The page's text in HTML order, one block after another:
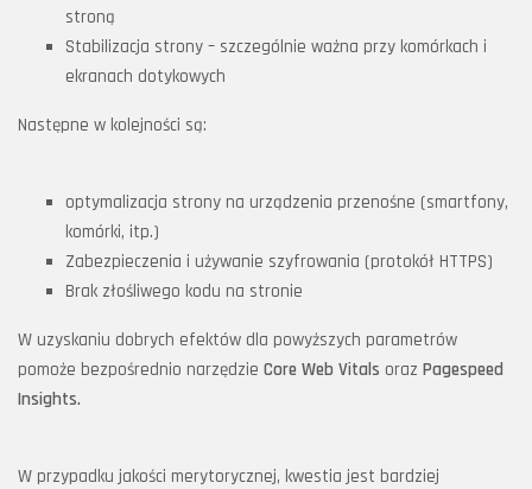
stroną
Stabilizacja strony – szczególnie ważna przy komórkach i
ekranach dotykowych
Następne w kolejności są:
optymalizacja strony na urządzenia przenośne (smartfony,
komórki, itp.)
Zabezpieczenia i używanie szyfrowania (protokół HTTPS)
Brak złośliwego kodu na stronie
W uzyskaniu dobrych efektów dla powyższych parametrów
pomoże bezpośrednio narzędzie Core Web Vitals oraz Pagespeed
Insights.
W przypadku jakości merytorycznej, kwestia jest bardziej